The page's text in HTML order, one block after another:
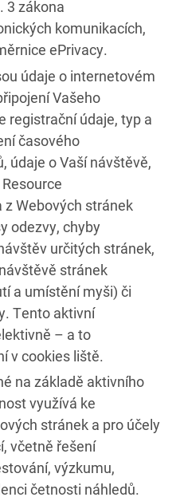
3 zákona
komunikacích,
ePrivacy.
údaje o internetovém
Vašeho
registrační údaje, typ a
časového
údaje o Vaší návštěvě,
z Webových stránek
odezvy, chyby
určitých stránek,
stránek
a umístění myši) či
Tento aktivní
– a to
v cookies liště.
na základě aktivního
využívá ke
stránek a pro účely
včetně řešení
výzkumu,
četnosti náhledů.